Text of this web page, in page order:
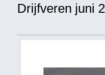
Drijfveren juni